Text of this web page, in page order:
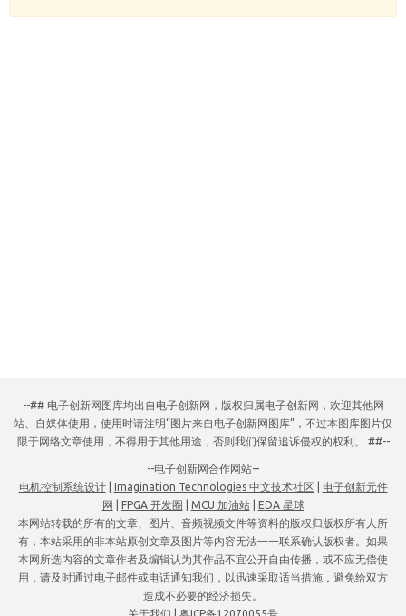
--## 电子创新网图库均出自电子创新网，版权归属电子创新网，欢迎其他网
站、自媒体使用，使用时请注明“图片来自电子创新网图库”，不过本图库图片仅
限于网络文章使用，不得用于其他用途，否则我们保留追诉侵权的权利。 ##--
--电子创新网合作网站--
电机控制系统设计| Imagination Technologies 中文技术社区
电子创新元件
网
FPGA 开发圈 MCU 加油站| EDA 星球
本网站转载的所有的文章、图片、音频视频文件等资料的版权归版权所有人所
有，本站采用的非本站原创文章及图片等内容无法一一联系确认版权者。如果
本网所选内容的文章作者及编辑认为其作品不宜公开自由传播，或不应无偿使
用，请及时通过电子邮件或电话通知我们，以迅速采取适当措施，避免给双方
造成不必要的经济损失。